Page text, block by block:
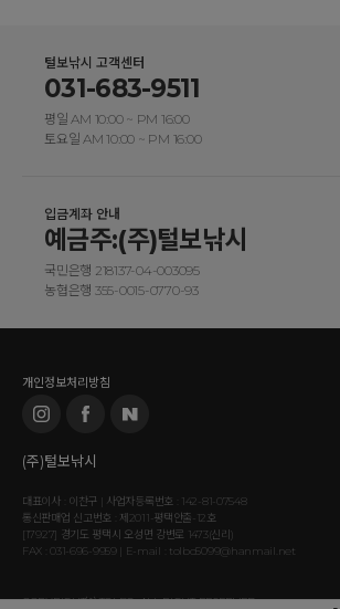
털보낚시 고객센터
031-683-9511
평일 AM 10:00 ~ PM 16:00
토요일 AM 10:00 ~ PM 16:00
입금계좌 안내
예금주:(주)털보낚시
국민은행 218137-04-003095
농협은행 355-0015-0770-93
개인정보처리방침
(주)털보낚시
대표이사 : 이찬구 | 사업자등록번호 : 142-81-07548
통신판매업 신고번호 : 제2011-평택안출-12호
[17927] 경기도 평택시 오성면 강변로 1473(신리)
FAX : 031-696-9959 | E-mail : tolbo5099@hanmail.net
COPYRIGHT⒞ TOLBO. ALL RIGHT RESERVED.